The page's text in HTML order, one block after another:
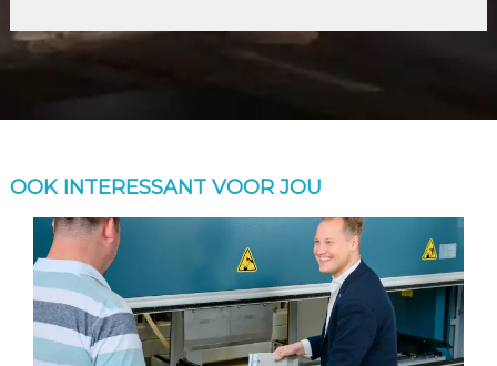
OOK INTERESSANT VOOR JOU